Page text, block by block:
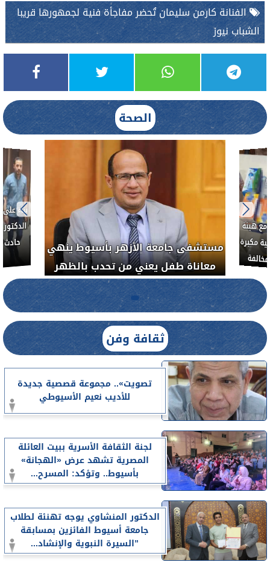
الفنانة كارمن سليمان تُحضر مفاجأة فنية لجمهورها قريبا
الشباب نيوز
الصحة
بناءً
حادث
مستشفى جامعة الأزهر بأسيوط ينهي
معاناة طفل يعني من تحدب بالظهر
هيئة
مكبرة
ثقافة وفن
تصويت».. مجموعة قصصية جديدة
للأديب نعيم الأسيوطي
لجنة الثقافة الأسرية ببيت العائلة
المصرية تشهد عرض «الهجانة»
بأسيوط.. وتؤكد: المسرح...
الدكتور المنشاوي يوجه تهنئة لطلاب
جامعة أسيوط الفائزين بمسابقة
”السيرة النبوية والإنشاد...